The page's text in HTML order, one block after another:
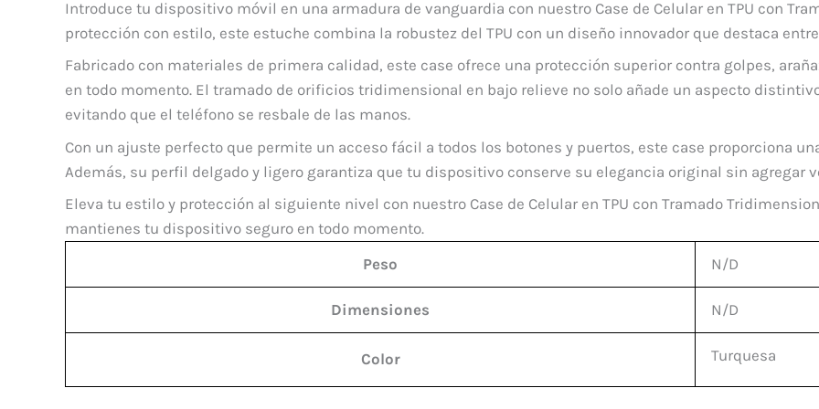
Introduce tu dispositivo móvil en una armadura de vanguardia con nuestro Case de Celular en TPU con
protección con estilo, este estuche combina la robustez del TPU con un diseño innovador que destaca
Fabricado con materiales de primera calidad, este case ofrece una protección superior contra golpes,
en todo momento. El tramado de orificios tridimensional en bajo relieve no solo añade un aspecto
evitando que el teléfono se resbale de las manos.
Con un ajuste perfecto que permite un acceso fácil a todos los botones y puertos, este case proporciona
Además, su perfil delgado y ligero garantiza que tu dispositivo conserve su elegancia original sin agregar
Eleva tu estilo y protección al siguiente nivel con nuestro Case de Celular en TPU con Tramado
mantienes tu dispositivo seguro en todo momento.
Peso
N/D
Dimensiones N/D
Color Turquesa